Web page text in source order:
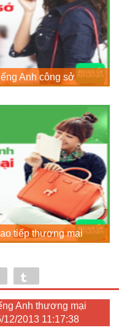
Anh công sở
tiếp thương mại
Anh thương mại
12/2013 11:17:38